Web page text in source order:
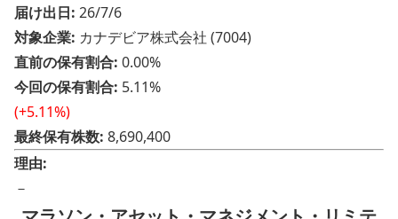
届け出日: 26/7/6
対象企業: カナデビア株式会社 (7004)
直前の保有割合: 0.00%
今回の保有割合: 5.11%
(+5.11%)
最終保有株数: 8,690,400
理由:
－